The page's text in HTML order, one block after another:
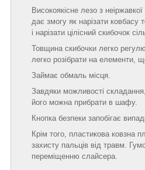
Високоякісне лезо з
дає змогу як нарізати ковбасу
і нарізати цілісний скибочок
Товщина скибочки легко
легко розібрати на елементи,
Займає обмаль місця.
Завдяки можливості
його можна прибрати в шафу.
Кнопка безпеки запобігає
Крім того, пластикова ковзна
захисту пальців від травм.
переміщенню слайсера.